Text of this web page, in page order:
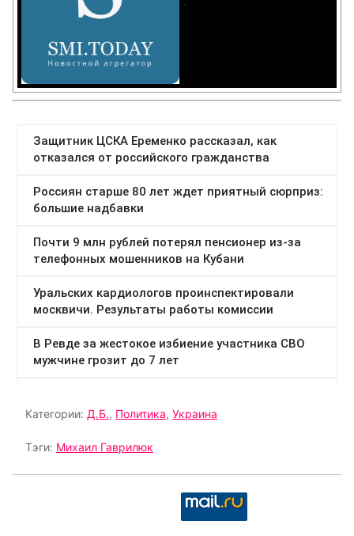
Категории: Д.Б., Политика, Украина
Тэги: Михаил Гаврилюк